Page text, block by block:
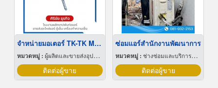
จำหน่ายมอเตอร์ TK-TK MOTER
หมวดหมู่ : ผู้ผลิตและขายส่งอุปกรณ์และอะไหล่แอร์
ติดต่อผู้ขาย
ซ่อมแอร์สำนักงานพัฒนาการ
หมวดหมู่ : ช่างซ่อมและบริการล้างแอร์
ติดต่อผู้ขาย